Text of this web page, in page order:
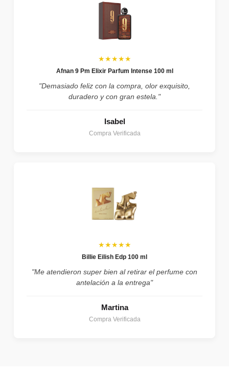
★★★★★
Afnan 9 Pm Elixir Parfum Intense 100 ml
"Demasiado feliz con la compra, olor exquisito,
duradero y con gran estela."
Isabel
Compra Verificada
★★★★★
Billie Eilish Edp 100 ml
"Me atendieron super bien al retirar el perfume con
antelación a la entrega"
Martina
Compra Verificada